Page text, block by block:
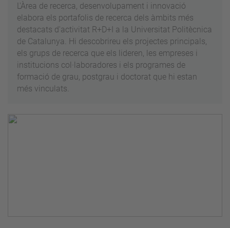
L'Àrea de recerca, desenvolupament i innovació
elabora els portafolis de recerca dels àmbits més
destacats d'activitat R+D+I a la Universitat Politècnica
de Catalunya. Hi descobrireu els projectes principals,
els grups de recerca que els lideren, les empreses i
institucions col·laboradores i els programes de
formació de grau, postgrau i doctorat que hi estan
més vinculats.